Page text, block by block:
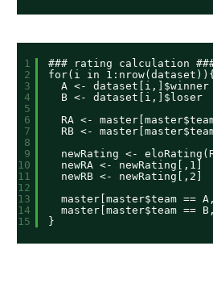
1
2
3
4
5
6
7
8
9
10
11
12
13
14
15
### rating calculation
for(i in 1:nrow(dataset)){
A <- dataset[i,]$winner
B <- dataset[i,]$loser
RA <-
RB <-
newRating <-
newRA <- newRating[,1]
newRB <- newRating[,2]
master[master$team ==
master[master$team ==
}